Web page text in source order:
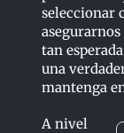
seleccionar
tan
una
mantenga
A nivel